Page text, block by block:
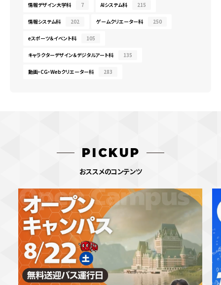
情報デザイン大学科 7 AIシステム科 215
情報システム科 202 ゲームクリエーター科 250
eスポーツ＆イベント科 105
キャラクターデザイン＆デジタルアート科 135
動画・CG・Webクリエーター科 283
PICKUP
おススメのコンテンツ